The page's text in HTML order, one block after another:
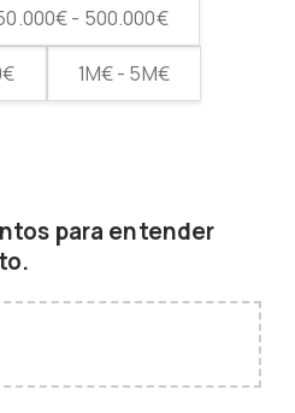
- 500.000€
1M€ - 5M€
para entender